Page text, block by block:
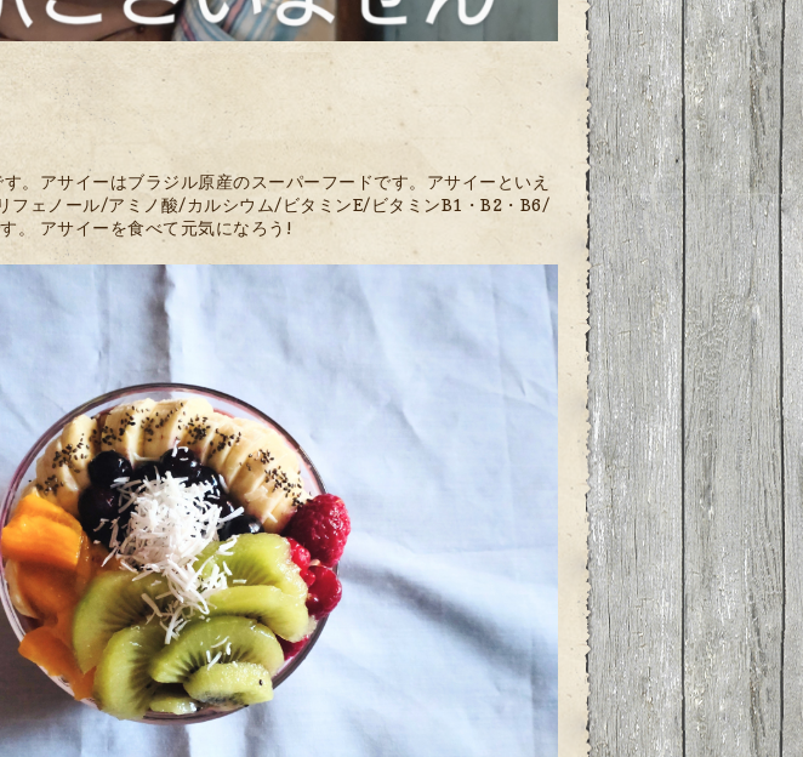
。アサイーはブラジル原産のスーパーフードです。アサイーといえ
フェノール/アミノ酸/カルシウム/ビタミンE/ビタミンB1・B2・B6/
。 アサイーを食べて元気になろう!